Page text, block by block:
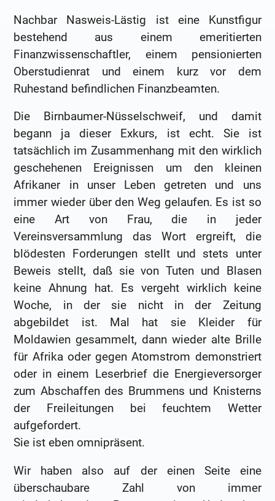
Nachbar Nasweis-Lästig ist eine Kunstfigur
bestehend aus einem emeritierten
Finanzwissenschaftler, einem pensionierten
Oberstudienrat und einem kurz vor dem
Ruhestand befindlichen Finanzbeamten.
Die Birnbaumer-Nüsselschweif, und damit
begann ja dieser Exkurs, ist echt. Sie ist
tatsächlich im Zusammenhang mit den wirklich
geschehenen Ereignissen um den kleinen
Afrikaner in unser Leben getreten und uns
immer wieder über den Weg gelaufen. Es ist so
eine Art von Frau, die in jeder
Vereinsversammlung das Wort ergreift, die
blödesten Forderungen stellt und stets unter
Beweis stellt, daß sie von Tuten und Blasen
keine Ahnung hat. Es vergeht wirklich keine
Woche, in der sie nicht in der Zeitung
abgebildet ist. Mal hat sie Kleider für
Moldawien gesammelt, dann wieder alte Brille
für Afrika oder gegen Atomstrom demonstriert
oder in einem Leserbrief die Energieversorger
zum Abschaffen des Brummens und Knisterns
der Freileitungen bei feuchtem Wetter
aufgefordert.
Sie ist eben omnipräsent.
Wir haben also auf der einen Seite eine
überschaubare Zahl von immer